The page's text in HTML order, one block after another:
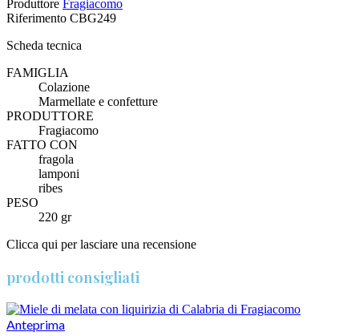
Produttore Fragiacomo
Riferimento CBG249
Scheda tecnica
FAMIGLIA
Colazione
Marmellate e confetture
PRODUTTORE
Fragiacomo
FATTO CON
fragola
lamponi
ribes
PESO
220 gr
Clicca qui per lasciare una recensione
prodotti consigliati
Anteprima